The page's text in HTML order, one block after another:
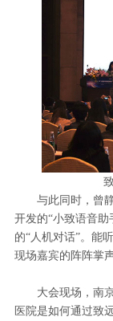
与此同时，曾
开发的“小致语音
的“人机对话”。能
现场嘉宾的阵阵掌
大会现场，南
医院是如何通过致